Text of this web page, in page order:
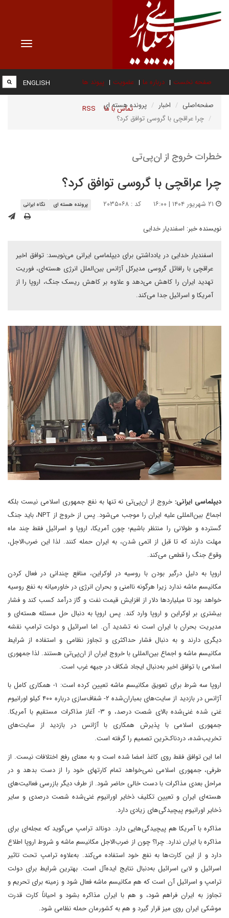
Toggle
صفحه نخست درباره ما عضویت پیوند ها
تماس با ما RSS
ENGLISH
صفحه‌اصلی اخبار
پرونده هسته ای
چرا عراقچی با گروسی توافق کرد؟
خطرات خروج از ان‌پی‌تی
چرا عراقچی با گروسی توافق کرد؟
کد : ۲۰۳۵۰۶۸ پرونده هسته ای نگاه ایرانی
نویسنده خبر: اسفندیار خدایی
اسفندیار خدایی در یادداشتی برای دیپلماسی ایرانی می‌نویسد: توافق اخیر
عراقچی با رافائل گروسی مدیرکل آژانس بین‌الملل انرژی هسته‌ای، فوریت
تهدید ایران را کاهش می‌دهد و علاوه بر کاهش ریسک جنگ، اروپا را از
آمریکا و اسرائیل جدا می‌کند.
دیپلماسی ایرانی: خروج از ان‌پی‌تی نه تنها به نفع جمهوری اسلامی نیست بلکه
اجماع بین‌المللی علیه ایران را موجب می‌شود. پس از خروج از NPT، باید جنگ
گسترده و طولانی را منتظر باشیم؛ چون آمریکا، اروپا و اسرائیل فقط چند ماه
مهلت دارند که تا قبل از اتمی شدن، به ایران حمله کنند. لذا این ضرب‌الاجل،
وقوع جنگ را قطعی می‌کند.
اروپا به دلیل درگیر بودن با روسیه در اوکراین، منافع چندانی در فعال کردن
مکانیسم ماشه ندارد زیرا هرگونه ناامنی و بحران انرژی در خاورمیانه به نفع روسیه
خواهد بود تا میلیاردها دلار از افزایش قیمت نفت و گاز درآمد کسب کند و فشار
بیشتری بر اوکراین و اروپا وارد کند. پس اروپا به دنبال حل مسئله هسته‌ای و
مدیریت بحران با ایران است نه تشدید آن. اما اسرائیل و دولت ترامپ نقشه
دیگری دارند و به دنبال فشار حداکثری و تجاوز نظامی و استفاده از شرایط
مکانیسم ماشه و اجماع بین‌المللی با خروج ایران از ان‌پی‌تی هستند. لذا جمهوری
اسلامی با توافق اخیر به‌دنبال ایجاد شکاف در جبهه غرب است.
اروپا سه شرط برای تعویق مکانیسم ماشه تعیین کرده است: ۱- همکاری کامل با
آژانس در بازدید از سایت‌های بمباران‌شده ۲- شفاف‌سازی درباره ۴۰۰ کیلو اورانیوم
غنی شده غنی‌شده بالای شصت درصد، و ۳- آغاز مذاکرات مستقیم با آمریکا.
جمهوری اسلامی با پذیرش همکاری با آژانس در بازدید از سایت‌های
تخریب‌شده، دردناک‌ترین تصمیم را گرفته است.
اما این توافق فقط روی کاغذ امضا شده است و به معنای رفع اختلافات نیست. از
طرفی، جمهوری اسلامی نمی‌خواهد تمام کارتهای خود را از دست بدهد و در
مراحل بعدی مذاکرات با دست خالی حاضر شود. از طرف دیگر بازرسی فعالیت‌های
هسته‌ای ایران و تعیین تکلیف ذخایر اورانیوم غنی‌شده شصت درصدی و سایر
ذخایر اورانیوم پیچیدگی‌های زیادی دارد.
مذاکره با آمریکا هم پیچیدگی‌هایی دارد. دونالد ترامپ می‌گوید که عجله‌ای برای
مذاکره با ایران ندارد. چرا؟ چون از ضرب‌الاجل مکانیسم ماشه و شروط اروپا اطلاع
دارد و از این کارت‌ها به نفع خود استفاده می‌کند. به‌علاوه ترامپ تحت تاثیر
اسرائیل و لابی اسرائیل به‌دنبال نتایج ایده‌آل است. بهترین شرایط برای دولت
ترامپ و اسرائیل آن است که هم مکانیسم ماشه فعال شود و زمینه برای تحریم و
تجاوز به ایران فراهم شود، و هم با ایران مذاکره بشود و احیاناً کارت قدرت
موشکی ایران روی میز قرار گیرد و هم به کشورمان حمله نظامی شود.